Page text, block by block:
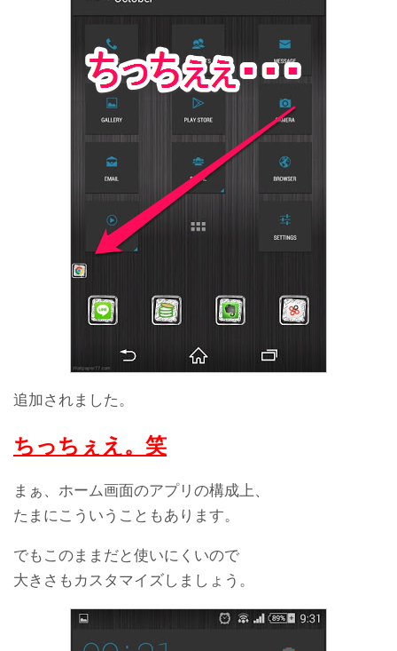
追加されました。
ちっちぇえ。笑
まぁ、ホーム画面のアプリの構成上、
たまにこういうこともあります。
でもこのままだと使いにくいので
大きさもカスタマイズしましょう。